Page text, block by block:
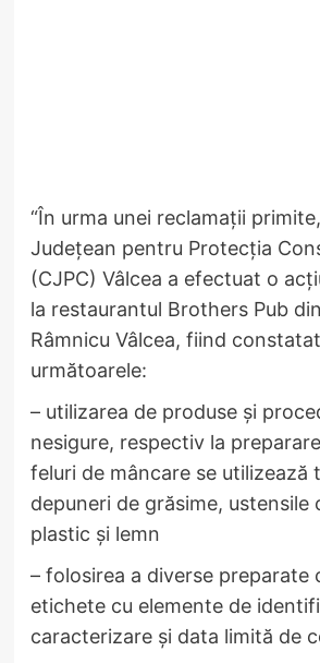
“În urma unei reclamații
Județean pentru Protecția
(CJPC) Vâlcea a efectuat o
la restaurantul Brothers Pub din
Râmnicu Vâlcea, fiind
următoarele:
– utilizarea de produse și
nesigure, respectiv la
feluri de mâncare se utilizează
depuneri de grăsime, ustensile
plastic și lemn
– folosirea a diverse preparate
etichete cu elemente de
caracterizare și data limită de